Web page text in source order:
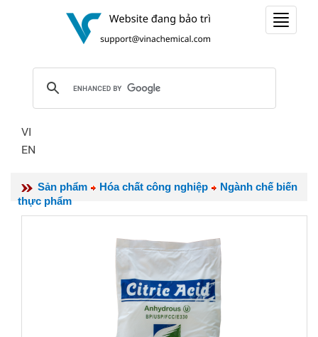
Toggle
VI
EN
Sản phẩm Hóa chất công nghiệp
Ngành chế biến
thực phẩm